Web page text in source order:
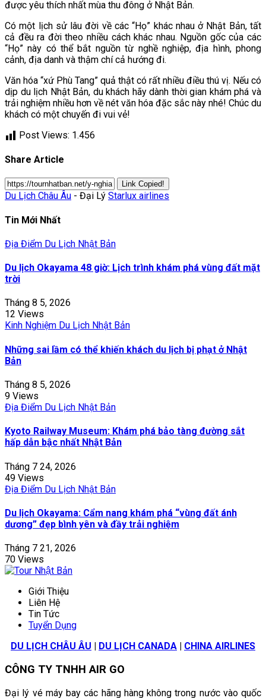
được yêu thích nhất mùa thu đông ở Nhật Bản.
Có một lịch sử lâu đời về các “Họ” khác nhau ở Nhật Bản, tất
cả đều ra đời theo nhiều cách khác nhau. Nguồn gốc của các
“Họ” này có thể bắt nguồn từ nghề nghiệp, địa hình, phong
cảnh, địa danh và thậm chí cả hướng đi.
Văn hóa “xứ Phù Tang” quả thật có rất nhiều điều thú vị. Nếu có
dịp du lịch Nhật Bản, du khách hãy dành thời gian khám phá và
trải nghiệm nhiều hơn về nét văn hóa đặc sắc này nhé! Chúc du
khách có một chuyến đi vui vẻ!
Post Views: 1.456
Share Article
Link Copied!
Du Lịch Châu Âu - Đại Lý Starlux airlines
Tin Mới Nhất
Địa Điểm Du Lịch Nhật Bản
Du lịch Okayama 48 giờ: Lịch trình khám phá vùng đất mặt
trời
Tháng 8 5, 2026
12 Views
Kinh Nghiệm Du Lịch Nhật Bản
Những sai lầm có thể khiến khách du lịch bị phạt ở Nhật
Bản
Tháng 8 5, 2026
9 Views
Địa Điểm Du Lịch Nhật Bản
Kyoto Railway Museum: Khám phá bảo tàng đường sắt
hấp dẫn bậc nhất Nhật Bản
Tháng 7 24, 2026
49 Views
Địa Điểm Du Lịch Nhật Bản
Du lịch Okayama: Cẩm nang khám phá “vùng đất ánh
dương” đẹp bình yên và đầy trải nghiệm
Tháng 7 21, 2026
70 Views
Giới Thiệu
Liên Hệ
Tin Tức
Tuyển Dụng
DU LỊCH CHÂU ÂU | DU LỊCH CANADA | CHINA AIRLINES
CÔNG TY TNHH AIR GO
Đại lý vé máy bay các hãng hàng không trong nước vào quốc